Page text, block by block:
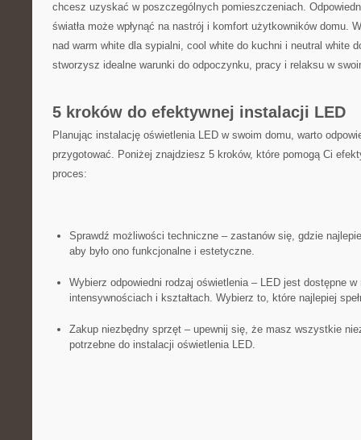
chcesz uzyskać w poszczególnych pomieszczeniach.‍
światła może wpłynąć⁣ na nastrój ‌i komfort użytkowników domu.
nad warm ⁢white ‍dla sypialni, cool white do kuchni i neutral white
‌stworzysz idealne warunki do odpoczynku, pracy i relaksu ‍w
5 kroków do efektywnej instalacji ‍LED
Planując instalację oświetlenia LED w swoim ⁢domu, warto
przygotować. Poniżej znajdziesz 5 kroków, ​które pomogą Ci
proces:
Sprawdź możliwości techniczne – zastanów się, gdzie
aby było ono‌ funkcjonalne ⁤i estetyczne.
Wybierz odpowiedni rodzaj⁢ oświetlenia – LED jest dostępne
intensywnościach i kształtach. Wybierz to, które najlepiej
Zakup niezbędny sprzęt – upewnij​ się, że masz wszystkie
potrzebne ​do instalacji oświetlenia​ LED.